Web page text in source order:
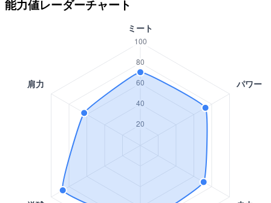
能力値レーダーチャート